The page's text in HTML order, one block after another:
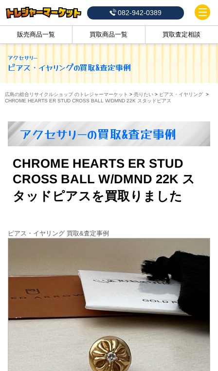
082-942-0389
販売商品一覧 買取商品一覧 買取査定相談
アクセサリー
ピアス・イヤリングの買取&査定事例
広島の総合リサイクルショップ のトレジャーマーケット > 売りたい > ピアス・イヤリング >
CHROME HEARTS ER STUD CROSS BALL W/DMND 22K スタッドピアス
アクセサリーの買取&査定事例
CHROME HEARTS ER STUD
CROSS BALL W/DMND 22K ス
タッドピアスを買取りました
ピアス・イヤリング 買取&査定事例